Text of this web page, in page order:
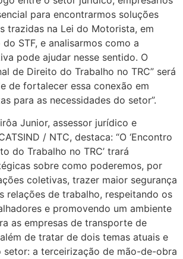
para encontrarmos soluções
trazidas na Lei do Motorista, em
STF, e analisarmos como a
pode ajudar nesse sentido. O
de Direito do Trabalho no TRC” será
de fortalecer essa conexão em
para as necessidades do setor”.
Junior, assessor jurídico e
/ NTC, destaca: “O ‘Encontro
do Trabalho no TRC’ trará
sobre como poderemos, por
coletivas, trazer maior segurança
relações de trabalho, respeitando os
e promovendo um ambiente
as empresas de transporte de
de tratar de dois temas atuais e
setor: a terceirização de mão-de-obra